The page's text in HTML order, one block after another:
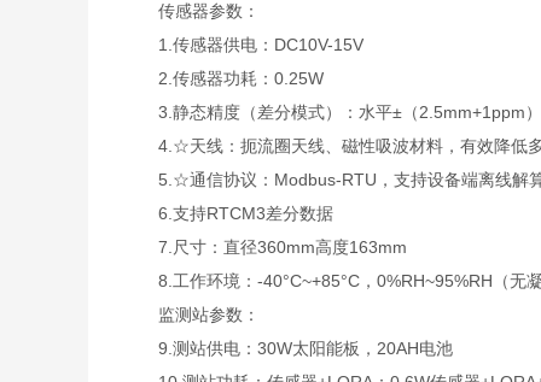
传感器参数：
1.传感器供电：DC10V-15V
2.传感器功耗：0.25W
3.静态精度（差分模式）：水平±（2.5mm+1ppm
4.☆天线：扼流圈天线、磁性吸波材料，有效降低
5.☆通信协议：Modbus-RTU，支持设备端离线解算
6.支持RTCM3差分数据
7.尺寸：直径360mm高度163mm
8.工作环境：-40°C~+85°C，0%RH~95%RH（无
监测站参数：
9.测站供电：30W太阳能板，20AH电池